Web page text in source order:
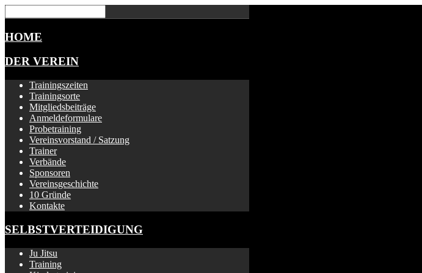
HOME
DER VEREIN
Trainingszeiten
Trainingsorte
Mitgliedsbeiträge
Anmeldeformulare
Probetraining
Vereinsvorstand / Satzung
Trainer
Verbände
Sponsoren
Vereinsgeschichte
10 Gründe
Kontakte
SELBSTVERTEIDIGUNG
Ju Jitsu
Training